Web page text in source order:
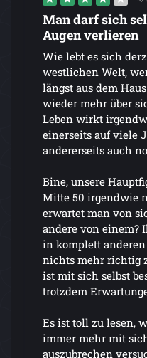
Man darf sich
Augen verlieren
Wie lebt es sich
westlichen Welt,
längst aus dem
wieder mehr über
Leben wirkt
einerseits auf viele
andererseits auch
Bine, unsere
Mitte 50 irgendwie
erwartet man von
andere von einem?
in komplett
nichts mehr richtig
ist mit sich selbst
trotzdem
Es ist toll zu lesen,
immer mehr mit
auszubrechen